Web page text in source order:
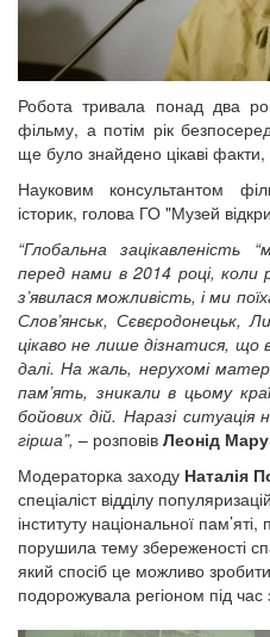
Робота тривала понад два
фільму, а потім рік
ще було знайдено цікаві факти,
Науковим консультантом
історик, голова ГО "Музей
“Глобальна зацікавленість
перед нами в 2014 році, коли
з’явилася можливість, і ми
Слов’янськ, Сєвєродонецьк,
цікаво не лише дізнатися,
далі. На жаль, нерухомі
пам’ять, зникали в цьому
бойових дій. Наразі
гірша”, – розповів Леонід
Модераторка заходу Наталія
спеціаліст відділу
інституту національної
порушила тему збереженості
який спосіб це можливо
подорожувала регіоном під час